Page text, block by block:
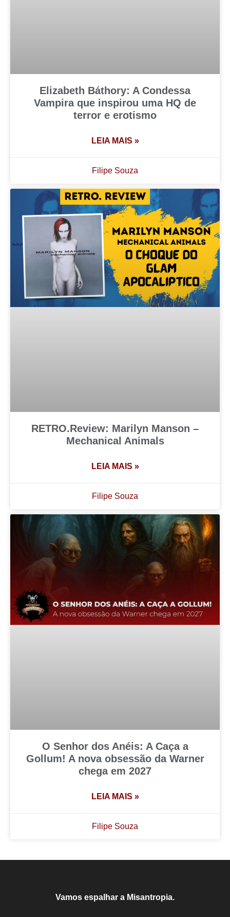
Elizabeth Báthory: A Condessa
Vampira que inspirou uma HQ de
terror e erotismo
LEIA MAIS »
Filipe Souza
RETRO.Review: Marilyn Manson –
Mechanical Animals
LEIA MAIS »
Filipe Souza
O Senhor dos Anéis: A Caça a
Gollum! A nova obsessão da Warner
chega em 2027
LEIA MAIS »
Filipe Souza
Vamos espalhar a Misantropia.